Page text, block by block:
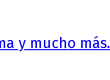
y mucho más.